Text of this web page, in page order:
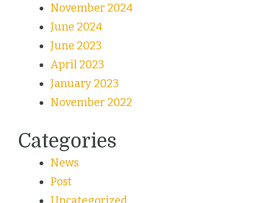
November 2024
June 2024
June 2023
April 2023
January 2023
November 2022
Categories
News
Post